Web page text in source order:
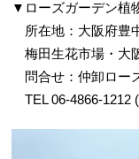
▼ローズガーデン植
所在地：大阪府豊
梅田生花市場・大
問合せ：仲卸ロー
TEL 06-4866-1212